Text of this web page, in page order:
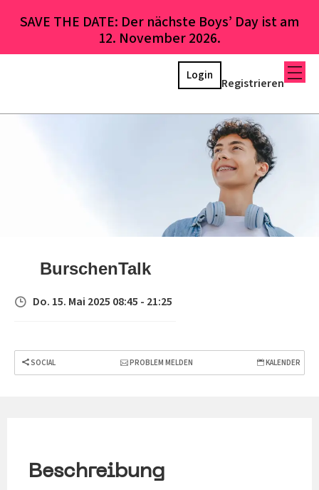
SAVE THE DATE: Der nächste Boys’ Day ist am
12. November 2026.
Registrieren
Login
BurschenTalk
Do. 15. Mai 2025 08:45 - 21:25
SOCIAL PROBLEM MELDEN KALENDER
Beschreibung